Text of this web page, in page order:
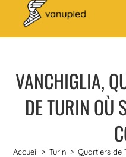
VANCHIGLIA,
DE TURIN OÙ
Accueil > Turin > Quartiers de